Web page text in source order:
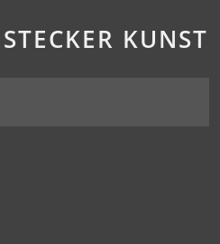
STECKER KUNST